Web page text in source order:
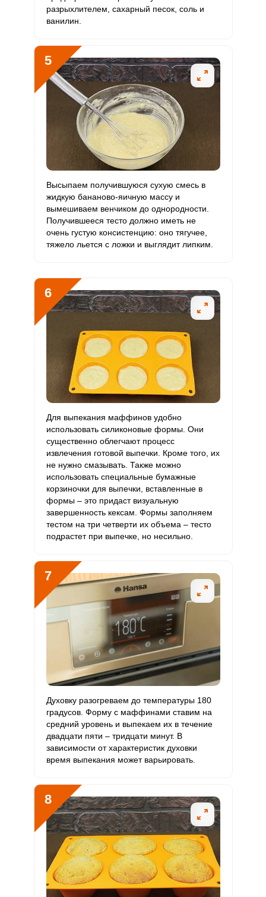
Рубидий 107.1 мкг 200 мкг 10.9 8.9
Фтор 34 мкг 4000 мкг 0.2 0.1
Хром 50 мкг
0.9 мг 12 мг 1.5
632.4 мкг 1200 мкг 10.8
Ванадий 3.6 мкг 20 мкг 3.6
Молибден 9 мкг 70 мкг 2.6 2.1
разрыхлителем, сахарный песок, соль и
ванилин.
5
Высыпаем получившуюся сухую смесь в
жидкую бананово-яичную массу и
вымешиваем венчиком до однородности.
Получившееся тесто должно иметь не
очень густую консистенцию: оно тягучее,
тяжело льется с ложки и выглядит липким.
6
Для выпекания маффинов удобно
использовать силиконовые формы. Они
существенно облегчают процесс
извлечения готовой выпечки. Кроме того, их
не нужно смазывать. Также можно
использовать специальные бумажные
корзиночки для выпечки, вставленные в
формы – это придаст визуальную
завершенность кексам. Формы заполняем
тестом на три четверти их объема – тесто
подрастет при выпечке, но несильно.
7
Духовку разогреваем до температуры 180
градусов. Форму с маффинами ставим на
средний уровень и выпекаем их в течение
двадцати пяти – тридцати минут. В
зависимости от характеристик духовки
время выпекания может варьировать.
8
ОТПРАВИТЬ СООБЩЕНИЕ